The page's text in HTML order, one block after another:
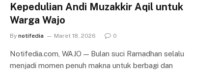
Kepedulian Andi Muzakkir Aqil untuk
Warga Wajo
By notifedia Maret 18, 2026 0
Notifedia.com, WAJO — Bulan suci Ramadhan selalu
menjadi momen penuh makna untuk berbagi dan